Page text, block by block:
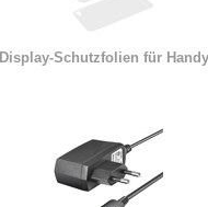
Display-Schutzfolien für